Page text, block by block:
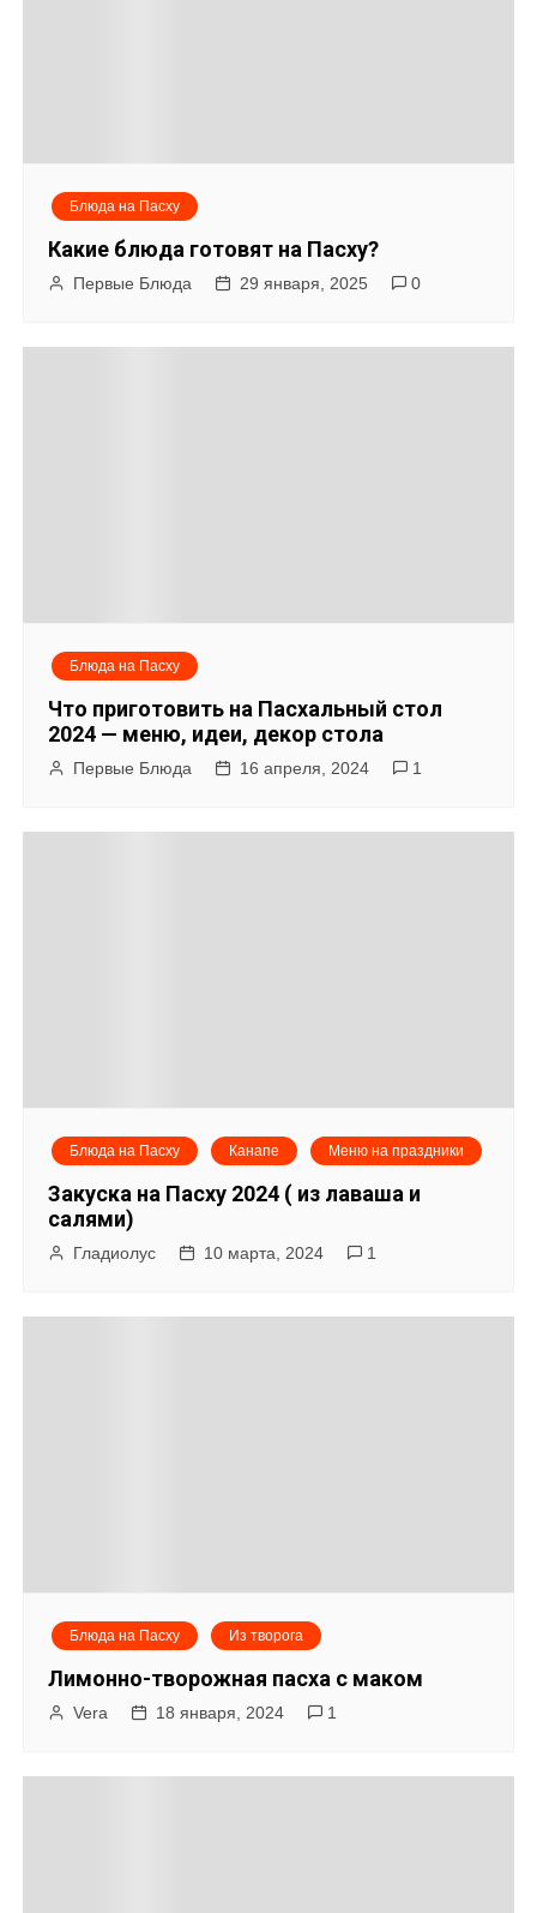
м
Блюда на Пасху
Какие блюда готовят на Пасху?
Первые Блюда 29 января, 2025 0
Блюда на Пасху
Что приготовить на Пасхальный стол
2024 — меню, идеи, декор стола
Первые Блюда 16 апреля, 2024 1
Блюда на Пасху Канапе Меню на праздники
Закуска на Пасху 2024 ( из лаваша и
салями)
Гладиолус 10 марта, 2024 1
Блюда на Пасху Из творога
Лимонно-творожная пасха с маком
Vera 18 января, 2024 1